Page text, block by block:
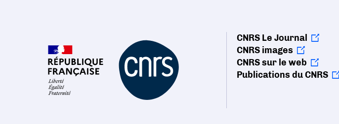
CNRS Le Journal
CNRS images
CNRS sur le web
Publications du CNRS